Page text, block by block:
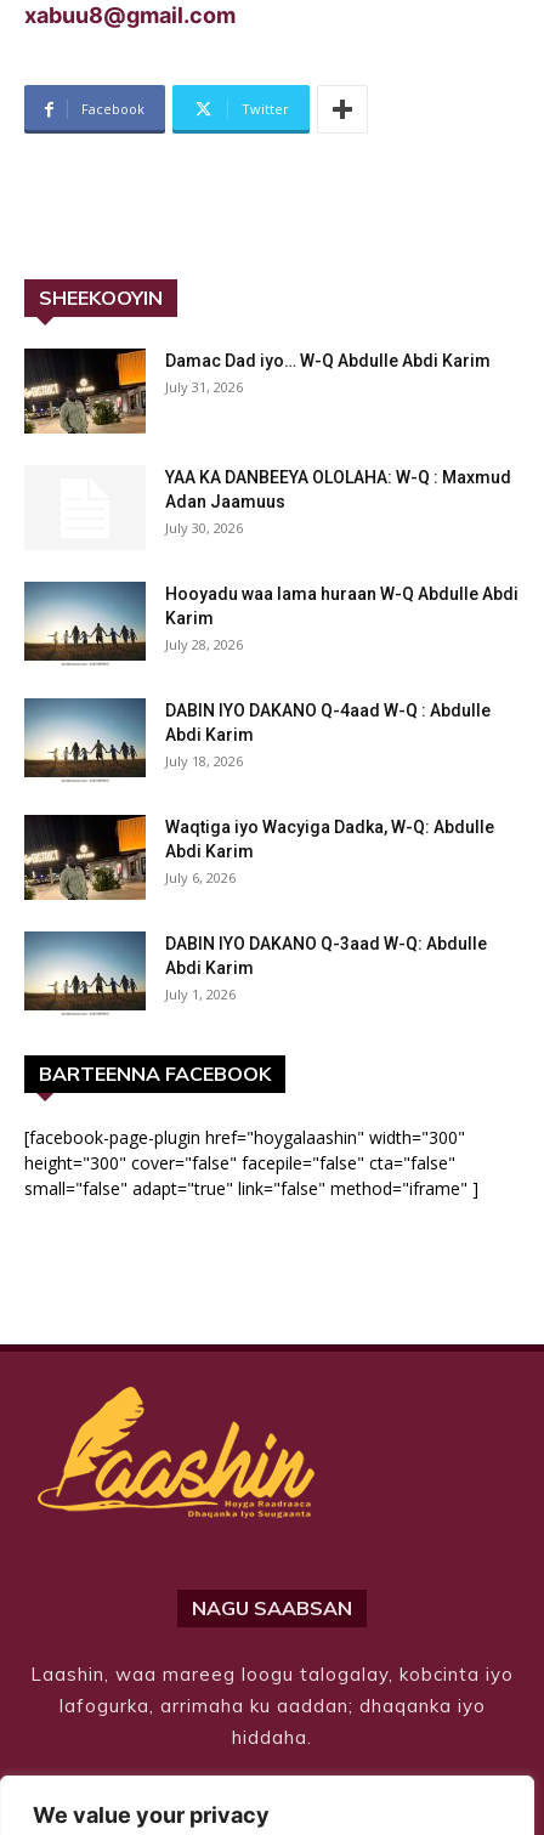
We value your privacy
xabuu8@gmail.com
Facebook Twitter
SHEEKOOYIN
Damac Dad iyo… W-Q Abdulle Abdi Karim
July 31, 2026
YAA KA DANBEEYA OLOLAHA: W-Q : Maxmud
Adan Jaamuus
July 30, 2026
Hooyadu waa lama huraan W-Q Abdulle Abdi
Karim
July 28, 2026
DABIN IYO DAKANO Q-4aad W-Q : Abdulle
Abdi Karim
July 18, 2026
Waqtiga iyo Wacyiga Dadka, W-Q: Abdulle
Abdi Karim
July 6, 2026
DABIN IYO DAKANO Q-3aad W-Q: Abdulle
Abdi Karim
July 1, 2026
BARTEENNA FACEBOOK
[facebook-page-plugin href="hoygalaashin" width="300"
height="300" cover="false" facepile="false" cta="false"
small="false" adapt="true" link="false" method="iframe" ]
NAGU SAABSAN
Laashin, waa mareeg loogu talogalay, kobcinta iyo
lafogurka, arrimaha ku aaddan; dhaqanka iyo
hiddaha.